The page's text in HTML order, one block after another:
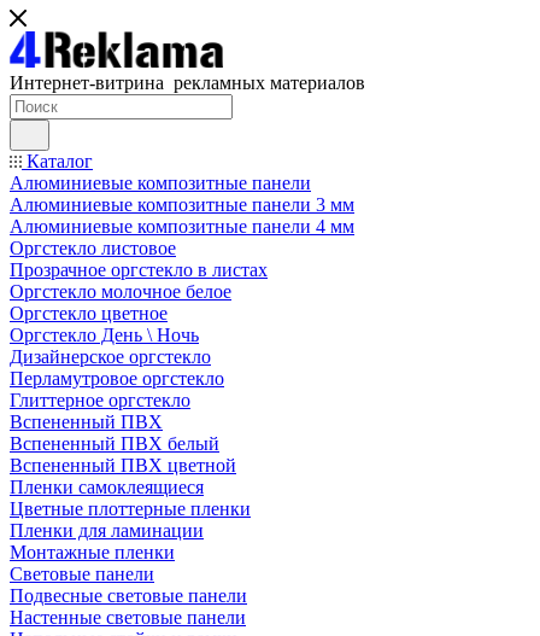
Интернет-витрина рекламных материалов
Каталог
Алюминиевые композитные панели
Алюминиевые композитные панели 3 мм
Алюминиевые композитные панели 4 мм
Оргстекло листовое
Прозрачное оргстекло в листах
Оргстекло молочное белое
Оргстекло цветное
Оргстекло День \ Ночь
Дизайнерское оргстекло
Перламутровое оргстекло
Глиттерное оргстекло
Вспененный ПВХ
Вспененный ПВХ белый
Вспененный ПВХ цветной
Пленки самоклеящиеся
Цветные плоттерные пленки
Пленки для ламинации
Монтажные пленки
Световые панели
Подвесные световые панели
Настенные световые панели